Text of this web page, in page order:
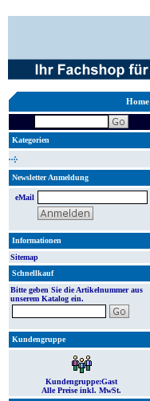
Home
Kategorien
Newsletter Anmeldung
eMail
Informationen
Sitemap
Schnellkauf
Bitte geben Sie die Artikelnummer aus
unserem Katalog ein.
Kundengruppe
Kundengruppe:Gast
Alle Preise inkl. MwSt.